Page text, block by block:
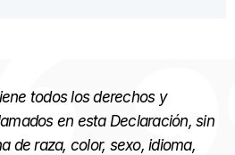
todos los derechos y
en esta Declaración, sin
de raza, color, sexo, idioma,